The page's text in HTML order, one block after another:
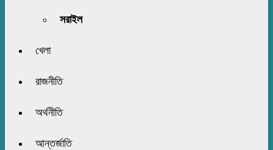
সরাইল
খেলা
রাজনীতি
অর্থনীতি
আন্তর্জাতি